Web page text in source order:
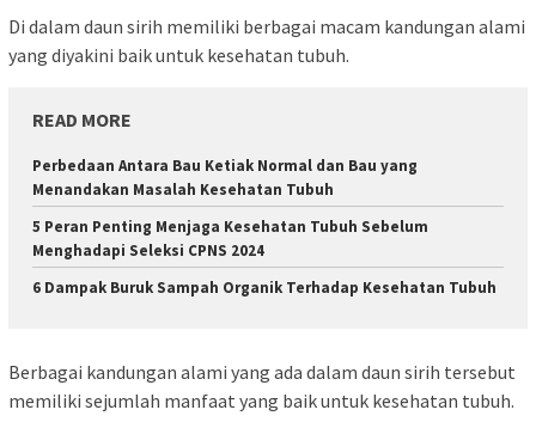
Di dalam daun sirih memiliki berbagai macam kandungan alami
yang diyakini baik untuk kesehatan tubuh.
READ MORE
Perbedaan Antara Bau Ketiak Normal dan Bau yang
Menandakan Masalah Kesehatan Tubuh
5 Peran Penting Menjaga Kesehatan Tubuh Sebelum
Menghadapi Seleksi CPNS 2024
6 Dampak Buruk Sampah Organik Terhadap Kesehatan Tubuh
Berbagai kandungan alami yang ada dalam daun sirih tersebut
memiliki sejumlah manfaat yang baik untuk kesehatan tubuh.